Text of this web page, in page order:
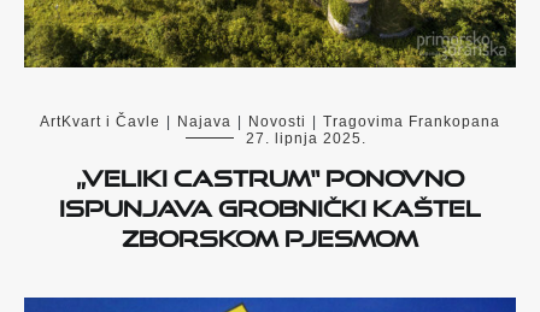
ArtKvart i Čavle Najava Novosti
Tragovima Frankopana
27. lipnja 2025.
„Veliki Castrum“ ponovno
ispunjava grobnički Kaštel
zborskom pjesmom